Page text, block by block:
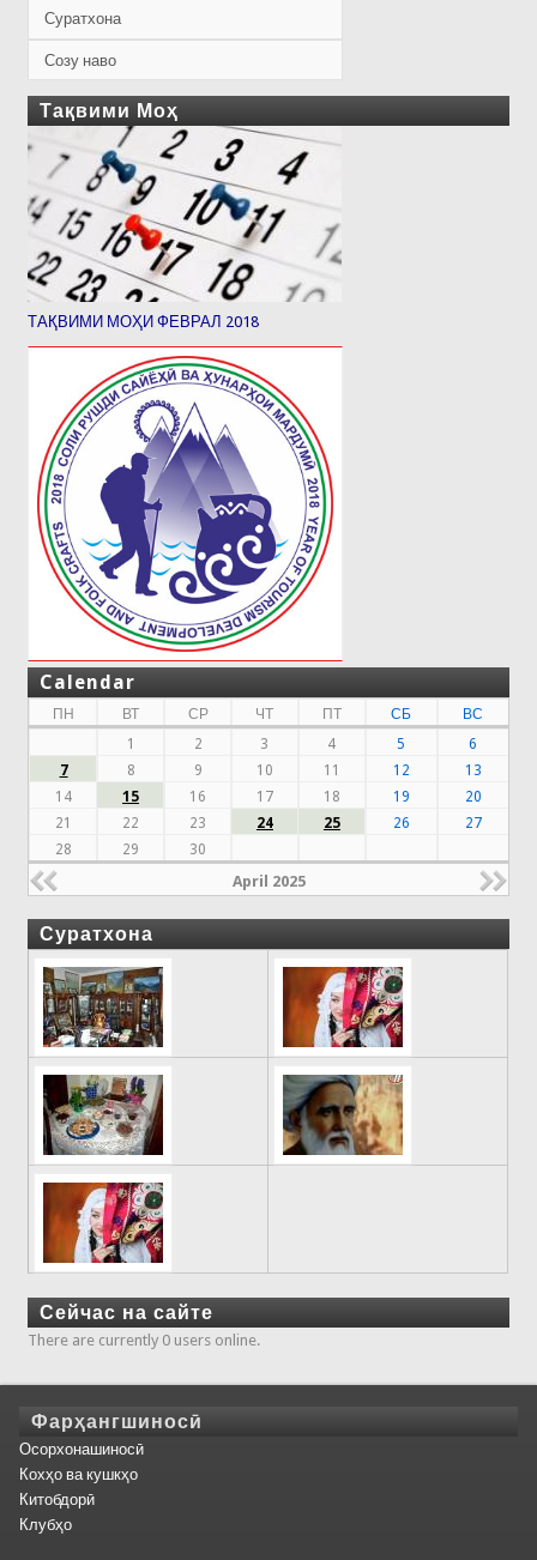
Суратхона
Созу наво
Тақвими Моҳ
ТАҚВИМИ МОҲИ ФЕВРАЛ 2018
Calendar
ПН ВТ СР ЧТ ПТ СБ
ВС
1
2 3 4 5
6
7
8 9 10 11 12
13
14
15 16 17 18 19
20
21
22 23 24 25 26
27
28
29 30
April 2025
Суратхона
Сейчас на сайте
There are currently 0 users online.
Фарҳангшиносӣ
Осорхонашиносӣ
Кохҳо ва кушкҳо
Китобдорӣ
Клубҳо